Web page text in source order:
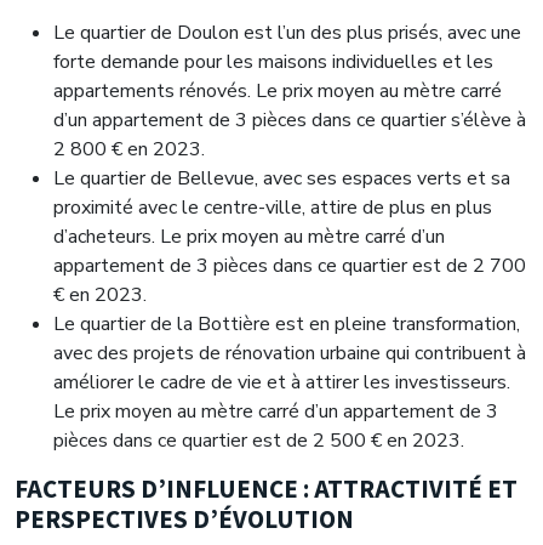
Le quartier de Doulon est l’un des plus prisés, avec une
forte demande pour les maisons individuelles et les
appartements rénovés. Le prix moyen au mètre carré
d’un appartement de 3 pièces dans ce quartier s’élève à
2 800 € en 2023.
Le quartier de Bellevue, avec ses espaces verts et sa
proximité avec le centre-ville, attire de plus en plus
d’acheteurs. Le prix moyen au mètre carré d’un
appartement de 3 pièces dans ce quartier est de 2 700
€ en 2023.
Le quartier de la Bottière est en pleine transformation,
avec des projets de rénovation urbaine qui contribuent à
améliorer le cadre de vie et à attirer les investisseurs.
Le prix moyen au mètre carré d’un appartement de 3
pièces dans ce quartier est de 2 500 € en 2023.
FACTEURS D’INFLUENCE : ATTRACTIVITÉ ET
PERSPECTIVES D’ÉVOLUTION